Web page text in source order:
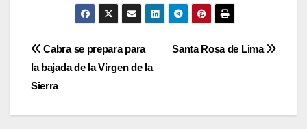
Navegación
de
entradas
Santa Rosa de Lima
Cabra se prepara para
la bajada de la Virgen de la
Sierra